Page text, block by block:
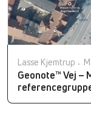
Lasse Kjemtrup
Geonote™ Vej